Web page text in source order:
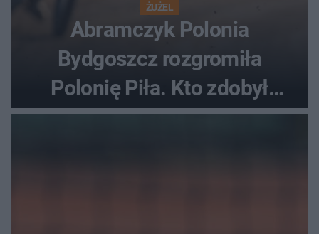
ŻUŻEL
Abramczyk Polonia
Bydgoszcz rozgromiła
Polonię Piła. Kto zdobył
najwięcej punktów?